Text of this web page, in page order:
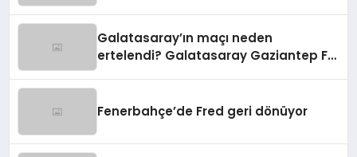
Galatasaray’ın maçı neden
ertelendi? Galatasaray Gaziantep FK
Fenerbahçe’de Fred geri dönüyor